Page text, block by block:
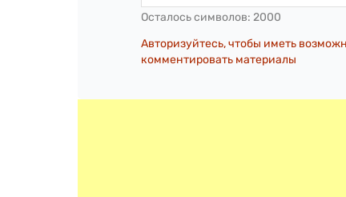
Осталось символов: 2000
Авторизуйтесь, чтобы иметь
комментировать материалы